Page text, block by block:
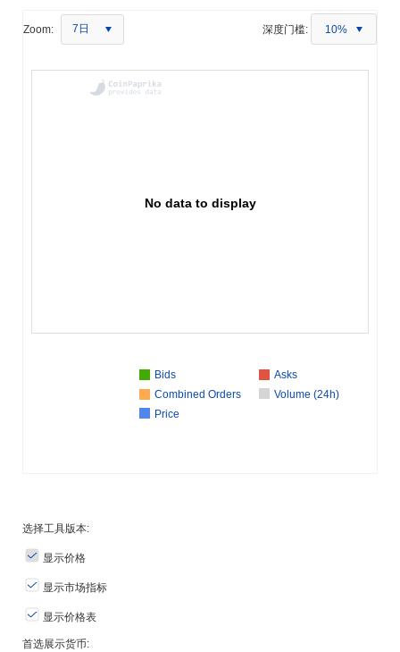
Zoom: 7日 深度门槛: 10%
No data to display
Bids
Asks
Combined Orders
Volume (24h)
Price
选择工具版本:
显示价格
显示市场指标
显示价格表
首选展示货币: